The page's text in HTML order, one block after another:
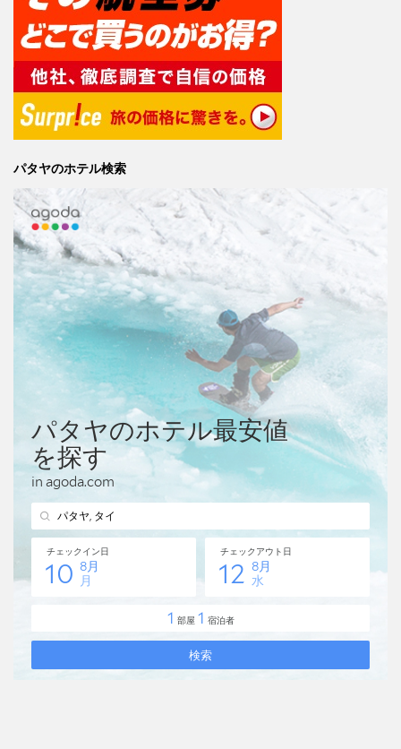
パタヤのホテル検索